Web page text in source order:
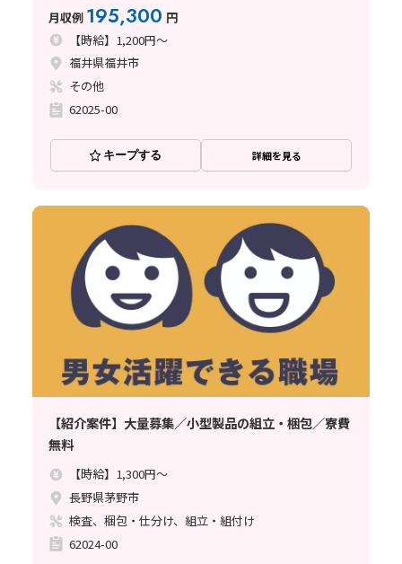
月収例 195,300 円
【時給】1,200円～
福井県福井市
その他
62025-00
キープする 詳細を見る
【紹介案件】大量募集／小型製品の組立・梱包／寮費
無料
【時給】1,300円～
長野県茅野市
検査、梱包・仕分け、組立・組付け
62024-00